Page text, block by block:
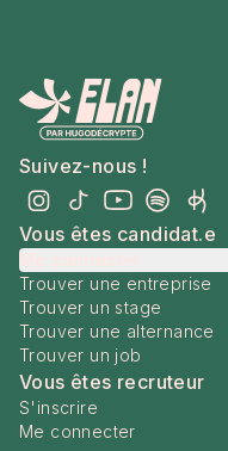
Suivez-nous !
Vous êtes candidat.e
Trouver une entreprise
Trouver un stage
Trouver une alternance
Trouver un job
Vous êtes recruteur
S'inscrire
Me connecter